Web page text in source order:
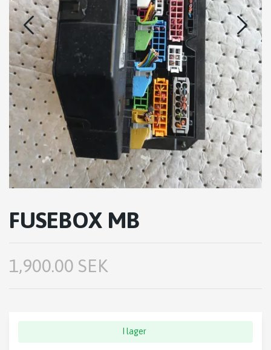
FUSEBOX MB
1,900.00 SEK
I lager